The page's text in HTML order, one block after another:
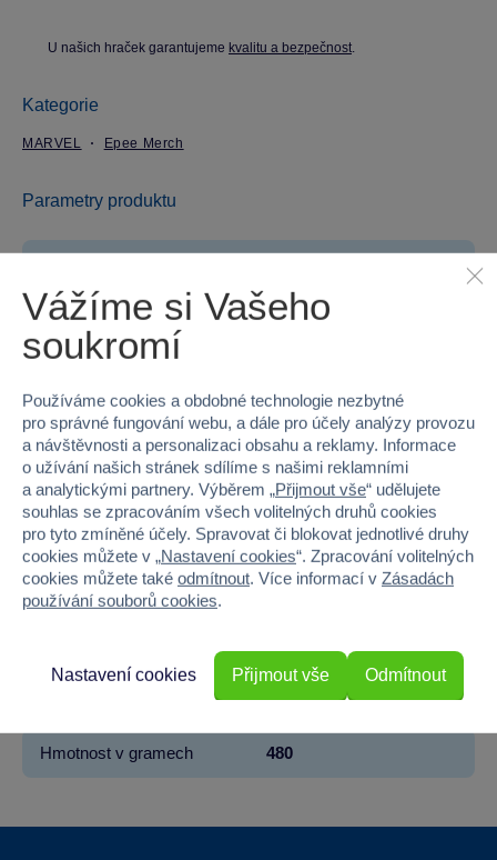
U našich hraček garantujeme kvalitu a bezpečnost.
Kategorie
MARVEL Epee Merch
Parametry produktu
Kód produktu 97-EPPL71314
Značka
Licence Marvel
Řada SPIDER-MAN
Věk od 3
Pohlaví KLUK
Šířka
25.5
5
Hmotnost v gramech 480
Vážíme si Vašeho
soukromí
Používáme cookies a obdobné technologie nezbytné
pro správné fungování webu, a dále pro účely analýzy provozu
a návštěvnosti a personalizaci obsahu a reklamy. Informace
o užívání našich stránek sdílíme s našimi reklamními
a analytickými partnery. Výběrem „Přijmout vše“ udělujete
souhlas se zpracováním všech volitelných druhů cookies
pro tyto zmíněné účely. Spravovat či blokovat jednotlivé druhy
cookies můžete v „Nastavení cookies“. Zpracování volitelných
cookies můžete také odmítnout. Více informací v Zásadách
používání souborů cookies.
Odmítnout
Nastavení cookies Přijmout vše